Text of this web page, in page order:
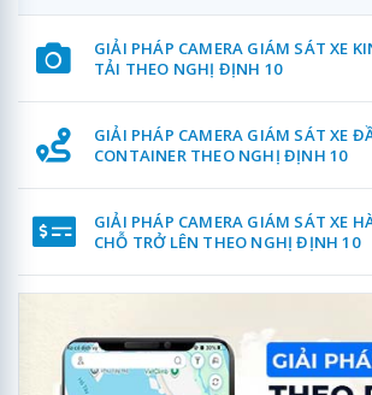
GIẢI PHÁP CAMERA GIÁM SÁT XE
TẢI THEO NGHỊ ĐỊNH 10
GIẢI PHÁP CAMERA GIÁM SÁT XE
CONTAINER THEO NGHỊ ĐỊNH 10
GIẢI PHÁP CAMERA GIÁM SÁT XE
CHỖ TRỞ LÊN THEO NGHỊ ĐỊNH 10